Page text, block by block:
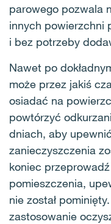
parowego pozwala
innych powierzchni
i bez potrzeby
Nawet po
może przez jakiś
osiadać na
powtórzyć
dniach, aby
zanieczyszczenia
koniec
pomieszczenia,
nie został
zastosowanie